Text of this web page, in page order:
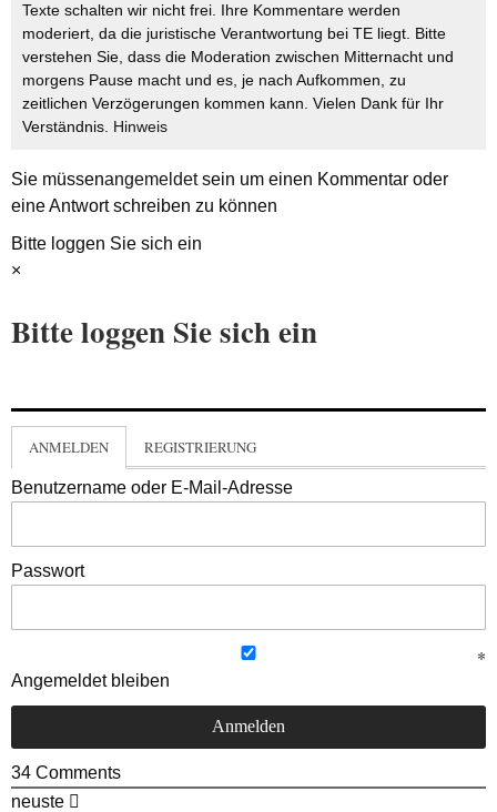
Texte schalten wir nicht frei. Ihre Kommentare werden
moderiert, da die juristische Verantwortung bei TE liegt. Bitte
verstehen Sie, dass die Moderation zwischen Mitternacht und
morgens Pause macht und es, je nach Aufkommen, zu
zeitlichen Verzögerungen kommen kann. Vielen Dank für Ihr
Verständnis. Hinweis
Sie müssenangemeldetsein um einen Kommentar oder
eine Antwort schreiben zu können
Bitte loggen Sie sich ein
×
Bitte loggen Sie sich ein
ANMELDEN REGISTRIERUNG
Benutzername oder E-Mail-Adresse
Passwort
Angemeldet bleiben
34 Comments
neuste